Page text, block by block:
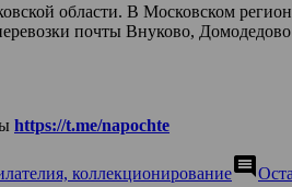
области. В Московском
почты Внуково,
https://t.me/napochte
коллекционированиеcomment